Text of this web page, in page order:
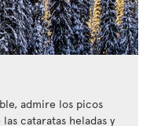
admire los picos
cataratas heladas y